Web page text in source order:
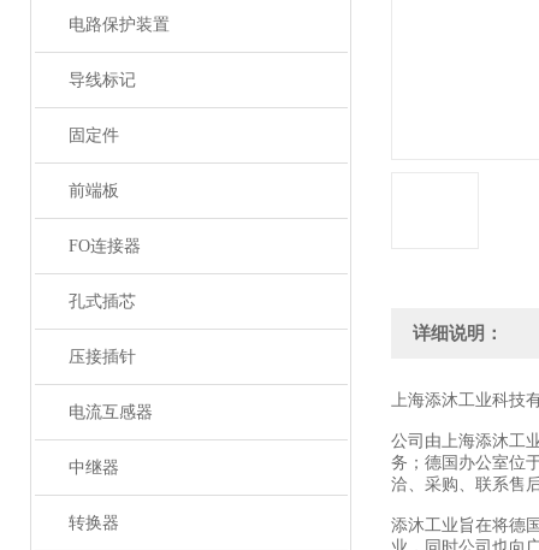
电路保护装置
导线标记
固定件
前端板
FO连接器
孔式插芯
压接插针
电流互感器
中继器
转换器
详细说明：
上海添沐工业科技
公司由上海添沐工
务；德国办公室位
洽、采购、联系售
添沐工业旨在将德